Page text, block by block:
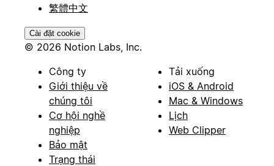
繁體中文
Cài đặt cookie
© 2026 Notion Labs, Inc.
Công ty
Giới thiệu về
chúng tôi
Cơ hội nghề
nghiệp
Bảo mật
Trạng thái
Tải xuống
iOS & Android
Mac & Windows
Lịch
Web Clipper